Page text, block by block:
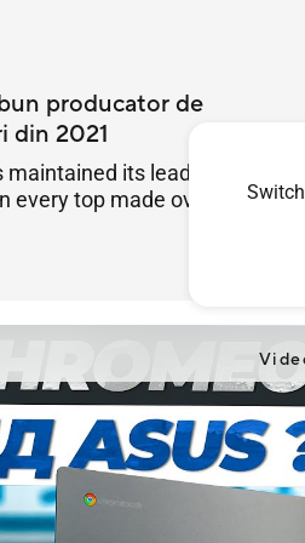
producator de
din 2021
maintained its leading
every top made over the
reached the highest position